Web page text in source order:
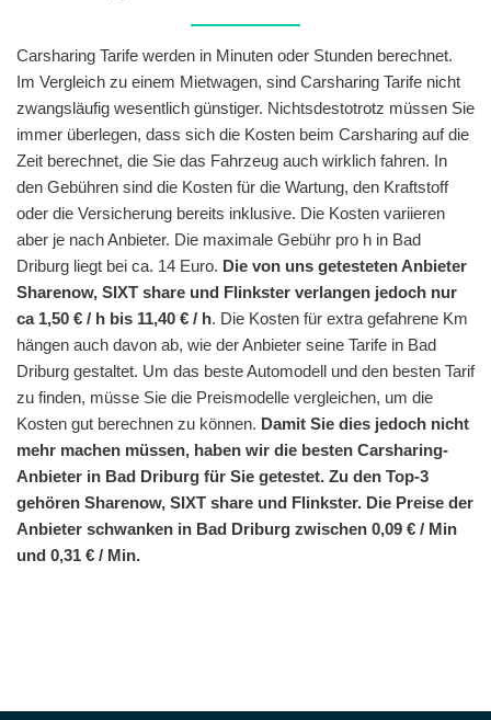
Carsharing Tarife werden in Minuten oder Stunden berechnet.
Im Vergleich zu einem Mietwagen, sind Carsharing Tarife nicht
zwangsläufig wesentlich günstiger. Nichtsdestotrotz müssen Sie
immer überlegen, dass sich die Kosten beim Carsharing auf die
Zeit berechnet, die Sie das Fahrzeug auch wirklich fahren. In
den Gebühren sind die Kosten für die Wartung, den Kraftstoff
oder die Versicherung bereits inklusive. Die Kosten variieren
aber je nach Anbieter. Die maximale Gebühr pro h in Bad
Driburg liegt bei ca. 14 Euro. Die von uns getesteten Anbieter
Sharenow, SIXT share und Flinkster verlangen jedoch nur
ca 1,50 € / h bis 11,40 € / h. Die Kosten für extra gefahrene Km
hängen auch davon ab, wie der Anbieter seine Tarife in Bad
Driburg gestaltet. Um das beste Automodell und den besten Tarif
zu finden, müsse Sie die Preismodelle vergleichen, um die
Kosten gut berechnen zu können. Damit Sie dies jedoch nicht
mehr machen müssen, haben wir die besten Carsharing-
Anbieter in Bad Driburg für Sie getestet. Zu den Top-3
gehören Sharenow, SIXT share und Flinkster. Die Preise der
Anbieter schwanken in Bad Driburg zwischen 0,09 € / Min
und 0,31 € / Min.